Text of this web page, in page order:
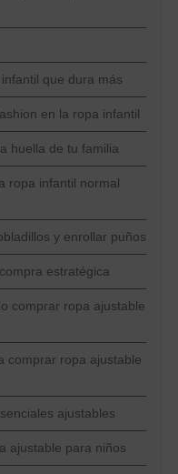
que dura más
en la ropa infantil
huella de tu familia
ropa infantil normal
y enrollar puños
estratégica
comprar ropa ajustable
comprar ropa ajustable
ajustables
ajustable para niños